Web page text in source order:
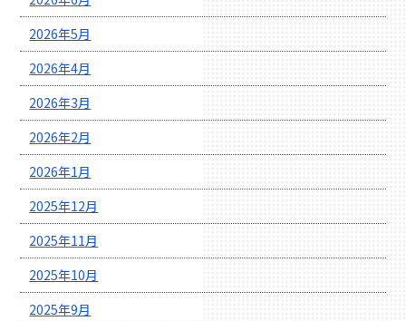
2026年5月
2026年4月
2026年3月
2026年2月
2026年1月
2025年12月
2025年11月
2025年10月
2025年9月